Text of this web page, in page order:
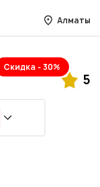
Алматы
Скидка - 30%
5